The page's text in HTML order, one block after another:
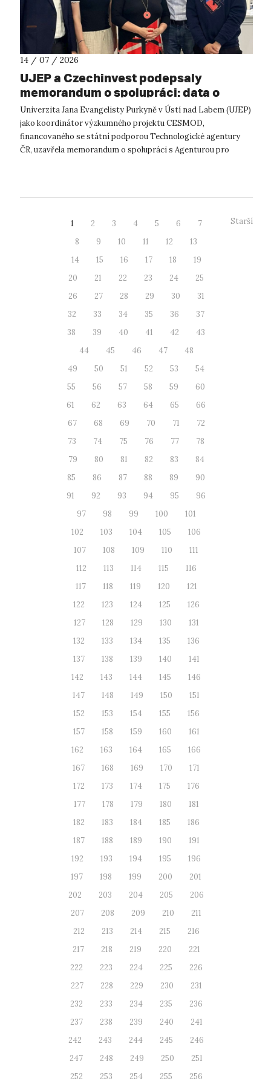
14 / 07 / 2026
UJEP a Czechinvest podepsaly
memorandum o spolupráci: data o
podnikatelském prostředí posílí
výzkum CESMOD
Univerzita Jana Evangelisty Purkyně v Ústí nad Labem (UJEP)
jako koordinátor výzkumného projektu CESMOD,
financovaného se státní podporou Technologické agentury
ČR, uzavřela memorandum o spolupráci s Agenturou pro
1 2 3 4 5 6
7
8
9 10 11 12
13
14
15 16 17 18
19
20
21 22 23 24
25
26
27 28 29 30
31
32
33 34 35 36
37
38
39 40 41 42
43
44
45 46 47
48
49
50 51 52 53
54
55
56 57 58 59
60
61
62 63 64 65
66
67
68 69 70 71
72
73
74 75 76 77
78
79
80 81 82 83
84
85
86 87 88 89
90
91
92 93 94 95
96
97
98 99 100
101
102
103 104 105
106
107
108 109 110
111
112
113 114 115
116
117
118 119 120
121
122
123 124 125
126
127
128 129 130
131
132
133 134 135
136
137
138 139 140
141
142
143 144 145
146
147
148 149 150
151
152
153 154 155
156
157
158 159 160
161
162
163 164 165
166
167
168 169 170
171
172
173 174 175
176
177
178 179 180
181
182
183 184 185
186
187
188 189 190
191
192
193 194 195
196
197
198 199 200
201
202
203 204 205
206
207
208 209 210
211
212
213 214 215
216
217
218 219 220
221
222
223 224 225
226
227
228 229 230
231
232
233 234 235
236
237
238 239 240
241
242
243 244 245
246
247
248 249 250
251
252
253 254 255
256
Starší